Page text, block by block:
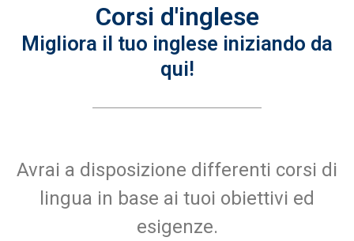
Corsi d'inglese
Migliora il tuo inglese iniziando da
qui!
Avrai a disposizione differenti corsi di
lingua in base ai tuoi obiettivi ed
esigenze.